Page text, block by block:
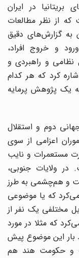
در ایران
از نظر مطالعات
گزارش‌های دقیق
و خروج افراد،
و راهبردی و
کرد که هر کدام
یک پژوهش پرمایه
دوم و استقلال
اعزامی از سوی
مستعمرات و نایب
ولایات جنوبی،
و هم‌چشمی به طرز
که یا موضوعی
مختلفی یک نفر از
که مثلا در مورد
این موضوع پیش
و حکومت هند هم